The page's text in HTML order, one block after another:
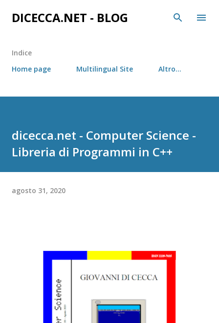
Passa ai contenuti principali
DICECCA.NET - BLOG
Indice
Home page
Multilingual Site Altro…
dicecca.net - Computer Science -
Libreria di Programmi in C++
agosto 31, 2020